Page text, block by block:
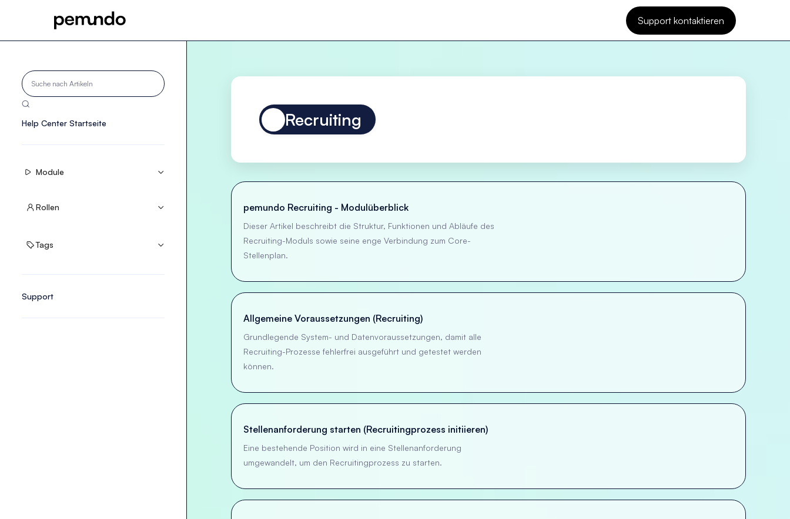
Support kontaktieren

Help Center Startseite
 Module 
 Rollen 
 Tags 
Support
Recruiting
pemundo Recruiting - Modulüberblick
Dieser Artikel beschreibt die Struktur, Funktionen und Abläufe des
Recruiting-Moduls sowie seine enge Verbindung zum Core-
Stellenplan.
Allgemeine Voraussetzungen (Recruiting)
Grundlegende System- und Datenvoraussetzungen, damit alle
Recruiting-Prozesse fehlerfrei ausgeführt und getestet werden
können.
Stellenanforderung starten (Recruitingprozess initiieren)
Eine bestehende Position wird in eine Stellenanforderung
umgewandelt, um den Recruitingprozess zu starten.